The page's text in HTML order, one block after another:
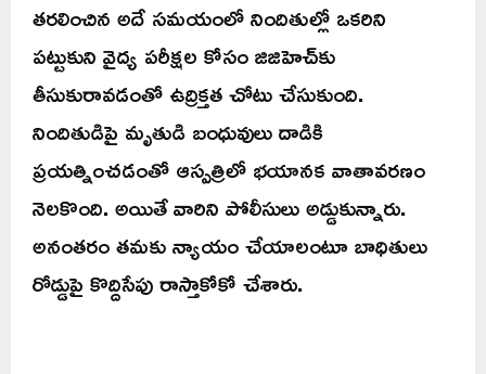
తరలించిన అదే సమయంలో నిందితుల్లో ఒకరిని
పట్టుకుని వైద్య పరీక్షల కోసం జిజిహెచ్‌కు
తీసుకురావడంతో ఉద్రిక్తత చోటు చేసుకుంది.
నిందితుడిపై మృతుడి బంధువులు దాడికి
ప్రయత్నించడంతో ఆస్పత్రిలో భయానక వాతావరణం
నెలకొంది. అయితే వారిని పోలీసులు అడ్డుకున్నారు.
అనంతరం తమకు న్యాయం చేయాలంటూ బాధితులు
రోడ్డుపై కొద్దిసేపు రాస్తాకోకో చేశారు.